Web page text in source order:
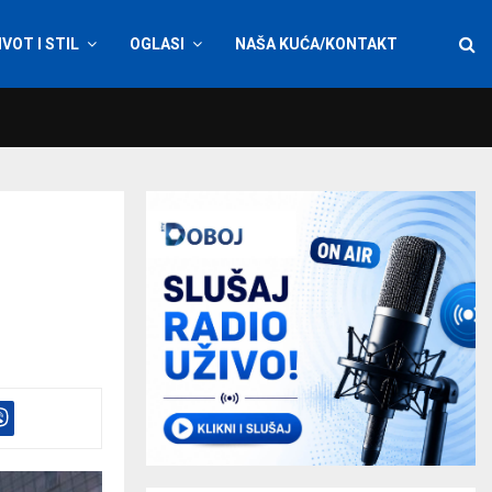
I STIL OGLASI NAŠA KUĆA/KONTAKT